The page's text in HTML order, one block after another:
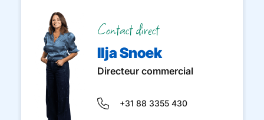
Contact direct
Ilja Snoek
Directeur commercial
+31 88 3355 430